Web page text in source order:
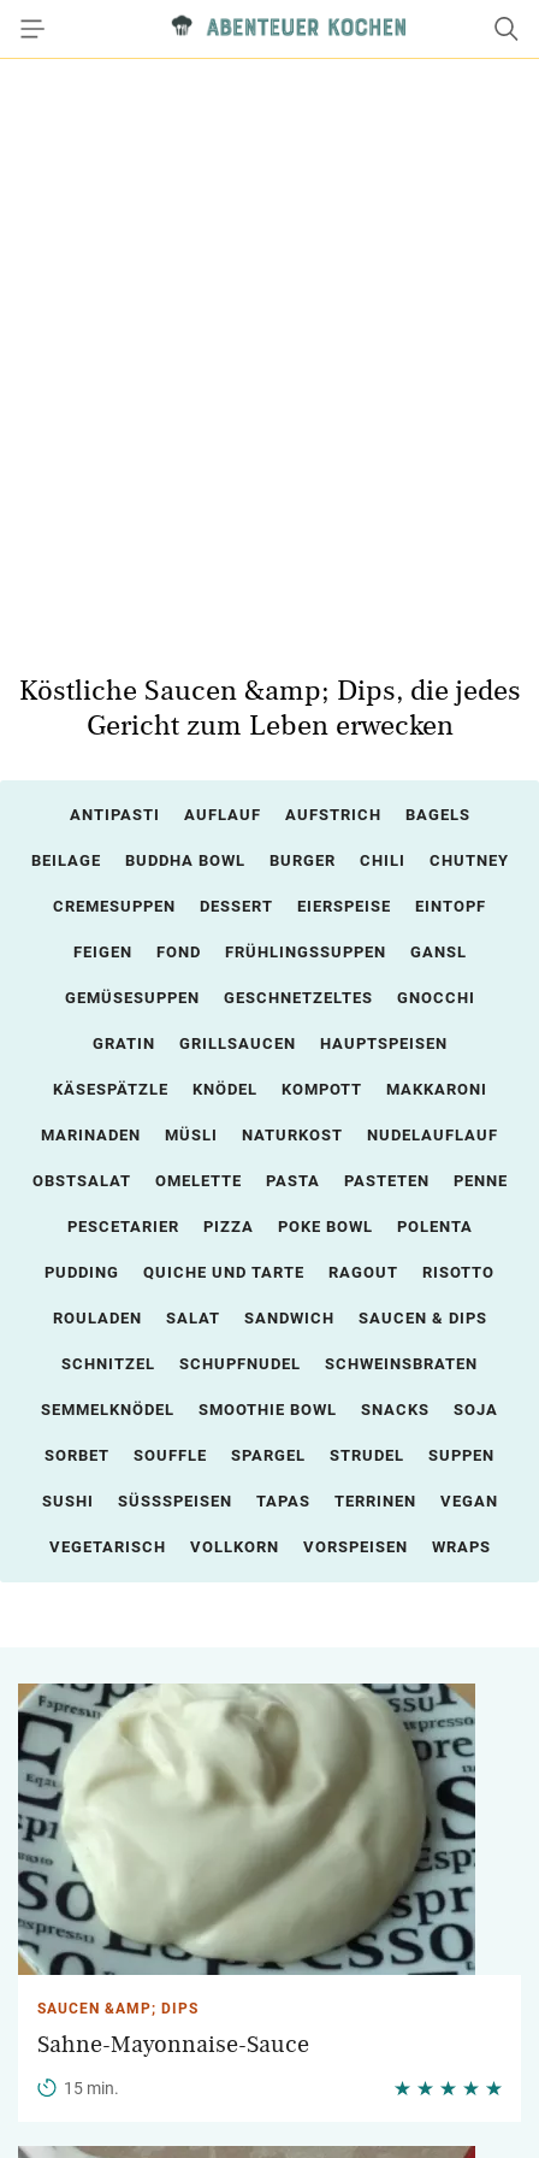
Köstliche Saucen &amp; Dips, die jedes
Gericht zum Leben erwecken
ANTIPASTI AUFLAUF AUFSTRICH BAGELS
BEILAGE BUDDHA BOWL BURGER CHILI CHUTNEY
CREMESUPPEN DESSERT EIERSPEISE EINTOPF
FEIGEN FOND FRÜHLINGSSUPPEN GANSL
GEMÜSESUPPEN GESCHNETZELTES GNOCCHI
GRATIN GRILLSAUCEN HAUPTSPEISEN
KÄSESPÄTZLE KNÖDEL KOMPOTT MAKKARONI
MARINADEN MÜSLI NATURKOST NUDELAUFLAUF
OBSTSALAT OMELETTE PASTA PASTETEN PENNE
PESCETARIER PIZZA POKE BOWL POLENTA
PUDDING QUICHE UND TARTE RAGOUT RISOTTO
ROULADEN SALAT SANDWICH SAUCEN & DIPS
SCHNITZEL SCHUPFNUDEL SCHWEINSBRATEN
SEMMELKNÖDEL SMOOTHIE BOWL SNACKS SOJA
SORBET SOUFFLE SPARGEL STRUDEL SUPPEN
SUSHI SÜSSSPEISEN TAPAS TERRINEN VEGAN
VEGETARISCH VOLLKORN VORSPEISEN WRAPS
SAUCEN &AMP; DIPS
Sahne-Mayonnaise-Sauce
15 min.